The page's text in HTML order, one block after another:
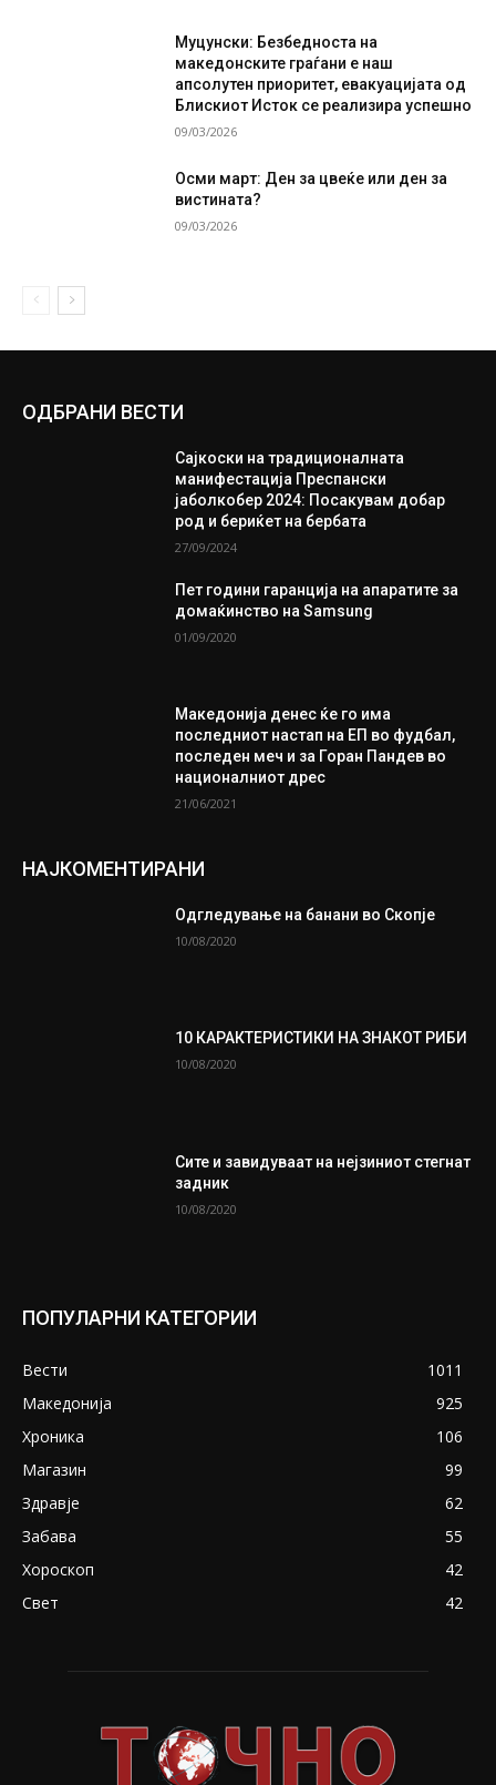
Муцунски: Безбедноста на
македонските граѓани е наш
апсолутен приоритет, евакуацијата од
Блискиот Исток се реализира успешно
09/03/2026
Осми март: Ден за цвеќе или ден за
вистината?
09/03/2026
ОДБРАНИ ВЕСТИ
Сајкоски на традиционалната
манифестација Преспански
јаболкобер 2024: Посакувам добар
род и бериќет на бербата
27/09/2024
Пет години гаранција на апаратите за
домаќинство на Samsung
01/09/2020
Македонија денес ќе го има
последниот настап на ЕП во фудбал,
последен меч и за Горан Пандев во
националниот дрес
21/06/2021
НАЈКОМЕНТИРАНИ
Одгледување на банани во Скопје
10/08/2020
10 КАРАКТЕРИСТИКИ НА ЗНАКОТ РИБИ
10/08/2020
Сите и завидуваат на нејзиниот стегнат
задник
10/08/2020
ПОПУЛАРНИ КАТЕГОРИИ
Вести
1011
Македонија
925
Хроника
106
Магазин
99
Здравје
62
Забава
55
Хороскоп
42
Свет
42